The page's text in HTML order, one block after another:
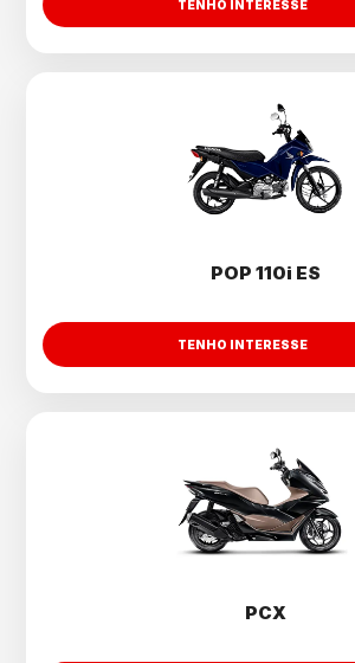
TENHO INTERESSE
POP 110i ES
TENHO INTERESSE
PCX